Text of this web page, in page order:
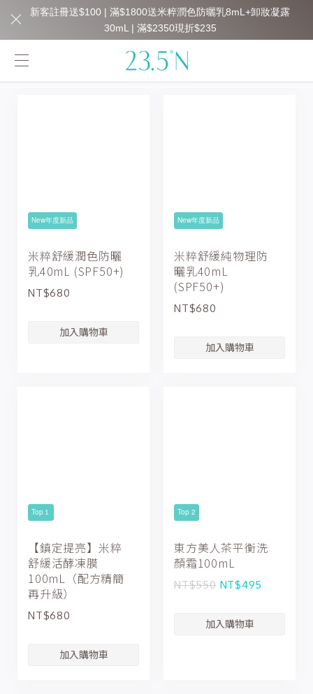
New年度新品
米粹舒緩潤色防曬
乳40mL (SPF50+)
NT$680
New年度新品
米粹舒緩純物理防
曬乳40mL
(SPF50+)
NT$680
Top１
【鎮定提亮】米粹
舒緩活酵凍膜
100mL（配方精簡
再升級）
NT$680
Top 2
東方美人茶平衡洗
顏霜100mL
NT$550 NT$495
新客註冊送$100 | 滿$1800送米粹潤色防曬乳8mL+卸妝凝露
30mL | 滿$2350現折$235